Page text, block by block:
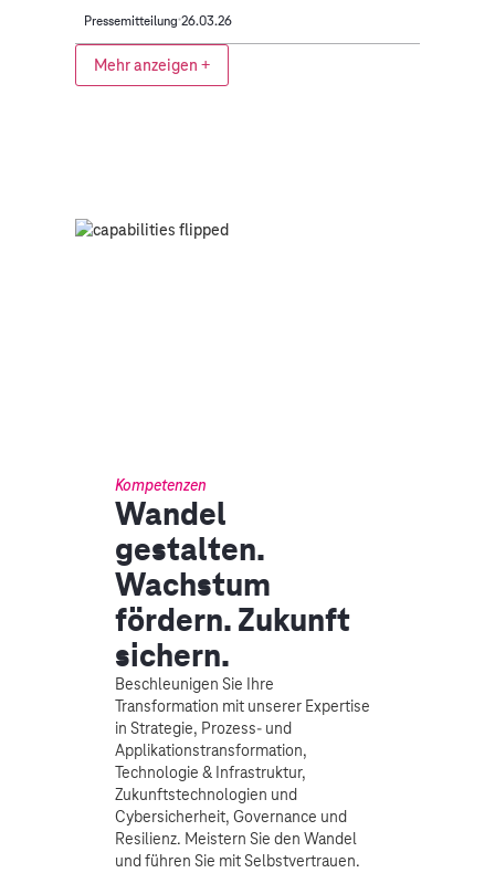
Pressemitteilung 26.03.26
Mehr anzeigen +
Kompetenzen
Wandel
gestalten.
Wachstum
fördern. Zukunft
sichern.
Beschleunigen Sie Ihre
Transformation mit unserer Expertise
in Strategie, Prozess- und
Applikationstransformation,
Technologie & Infrastruktur,
Zukunftstechnologien und
Cybersicherheit, Governance und
Resilienz. Meistern Sie den Wandel
und führen Sie mit Selbstvertrauen.